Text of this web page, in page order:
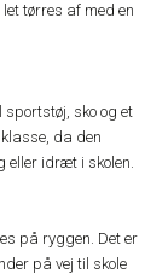
tørres af med en
sko og et
da den
eller idræt i skolen.
på ryggen. Det er
på vej til skole